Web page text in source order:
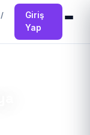
/
Giriş
Yap